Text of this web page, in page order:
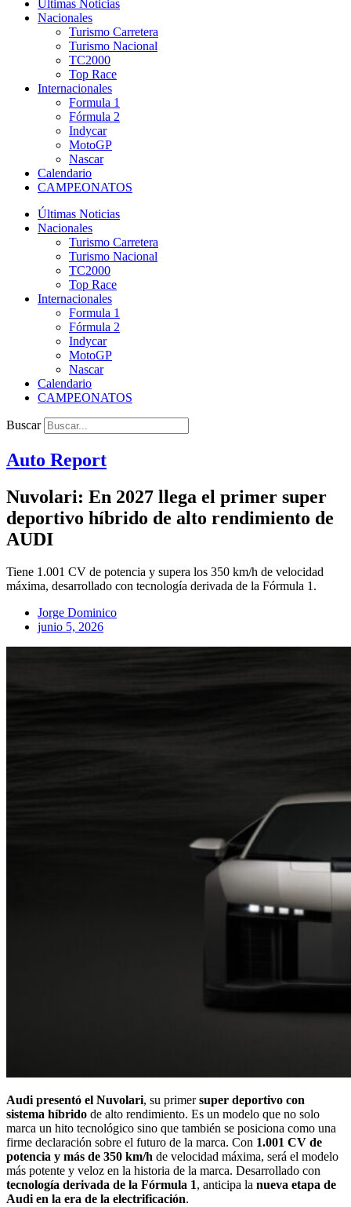
Últimas Noticias
Nacionales
Turismo Carretera
Turismo Nacional
TC2000
Top Race
Internacionales
Formula 1
Fórmula 2
Indycar
MotoGP
Nascar
Calendario
CAMPEONATOS
Últimas Noticias
Nacionales
Turismo Carretera
Turismo Nacional
TC2000
Top Race
Internacionales
Formula 1
Fórmula 2
Indycar
MotoGP
Nascar
Calendario
CAMPEONATOS
Buscar
Auto Report
Nuvolari: En 2027 llega el primer super
deportivo híbrido de alto rendimiento de
AUDI
Tiene 1.001 CV de potencia y supera los 350 km/h de velocidad
máxima, desarrollado con tecnología derivada de la Fórmula 1.
Jorge Dominico
junio 5, 2026
Audi presentó el Nuvolari, su primersuper deportivo con
sistema híbrido de alto rendimiento. Es un modelo que no solo
marca un hito tecnológico sino que también se posiciona como una
firme declaración sobre el futuro de la marca. Con 1.001 CV de
potencia y más de 350 km/h de velocidad máxima, será el modelo
más potente y veloz en la historia de la marca. Desarrollado con
tecnología derivada de la Fórmula 1, anticipa la nueva etapa de
Audi en la era de la electrificación.